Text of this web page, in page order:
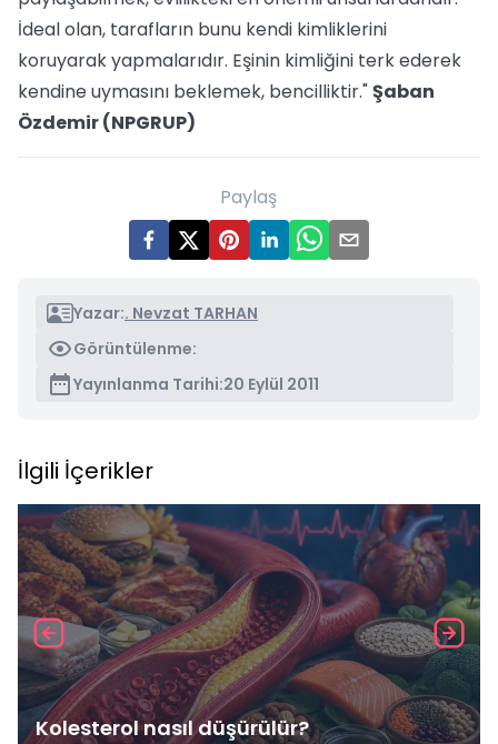
İdeal olan, tarafların bunu kendi kimliklerini
koruyarak yapmalarıdır. Eşinin kimliğini terk ederek
kendine uymasını beklemek, bencilliktir."Şaban
Özdemir (NPGRUP)
Paylaş
Yazar:. Nevzat TARHAN
Görüntülenme:
Yayınlanma Tarihi:20 Eylül 2011
İlgili İçerikler
Kolesterol nasıl düşürülür?